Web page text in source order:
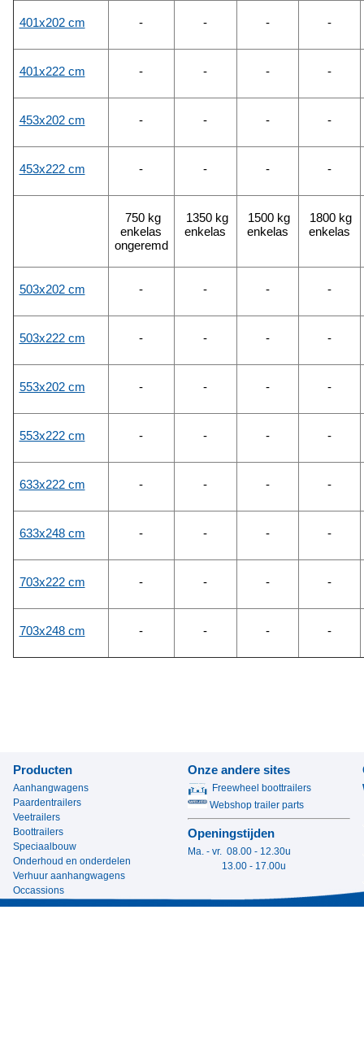
401x202 cm - - - -
401x222 cm - - - -
453x202 cm - - - -
453x222 cm - - - -
750 kg
enkelas
ongeremd
1350 kg
enkelas
1500 kg
enkelas
1800 kg
enkelas
503x202 cm - - - -
503x222 cm - - - -
553x202 cm - - - -
553x222 cm - - - -
633x222 cm - - - -
633x248 cm - - - -
703x222 cm - - - -
703x248 cm - - - -
Producten
Aanhangwagens
Paardentrailers
Veetrailers
Boottrailers
Speciaalbouw
Onderhoud en onderdelen
Verhuur aanhangwagens
Occassions
Onze andere sites
Freewheel boottrailers
Webshop trailer parts
Openingstijden
Ma. - vr. 08.00 - 12.30u
13.00 - 17.00u